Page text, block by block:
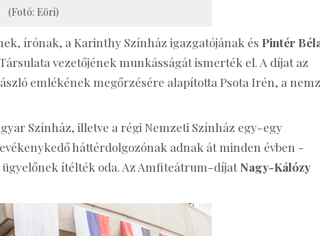
(Fotó: Eöri)
írónak, a Karinthy Színház igazgatójának és Pintér
vezetőjének munkásságát ismerték el. A díjat az
emlékének megőrzésére alapította Psota Irén, a
Színház, illetve a régi Nemzeti Színház egy-egy
háttérdolgozónak adnak át minden évben -
ügyelőnek ítélték oda. Az Amfiteátrum-díjatNagy-Kálózy